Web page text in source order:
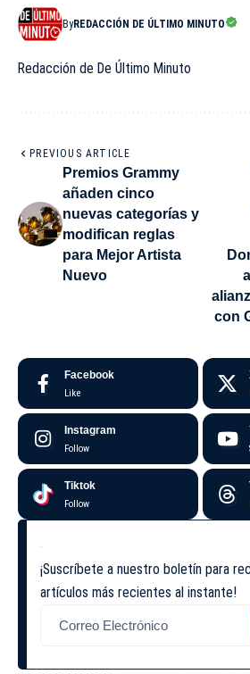
ByREDACCIÓN DE ÚLTIMO MINUTO
Redacción de De Último Minuto
PREVIOUS ARTICLE
Premios Grammy
añaden cinco
nuevas categorías y
modifican reglas
para Mejor Artista
Nuevo
con
Facebook
Like
Instagram
Follow
Tiktok
Follow
¡Suscríbete a nuestro boletín para
artículos más recientes al instante!